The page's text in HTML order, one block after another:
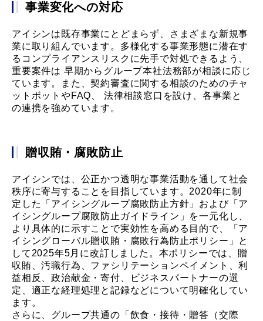
事業変化への対応
アイシンは既存事業にとどまらず、さまざまな新規事
業に取り組んでいます。多様化する事業形態に潜在す
るコンプライアンスリスクに先手で対処できるよう、
重要案件は 早期からグループ本社法務部が相談に応じ
ています。また、契約審査に関する相談のためのチャ
ットボットやFAQ、 法律相談窓口を設け、各事業と
の連携を強めています。
贈収賄・腐敗防止
アイシンでは、公正かつ透明な事業活動を通して社会
秩序に寄与することを目指しています。2020年に制
定した「アイシングループ腐敗防止方針」および「ア
イシングループ腐敗防止ガイドライン」を一元化し、
より具体的に示すことで実効性を高める目的で、「ア
イシングローバル贈収賄・腐敗行為防止ポリシー」と
して2025年5月に改訂しました。本ポリシーでは、贈
収賄、汚職行為、ファシリテーションペイメント、利
益相反、政治献金・寄付、ビジネスパートナーの選
定、適正な経理処理と記録などについて明確化してい
ます。
さらに、グループ共通の「飲食・接待・贈答（交際